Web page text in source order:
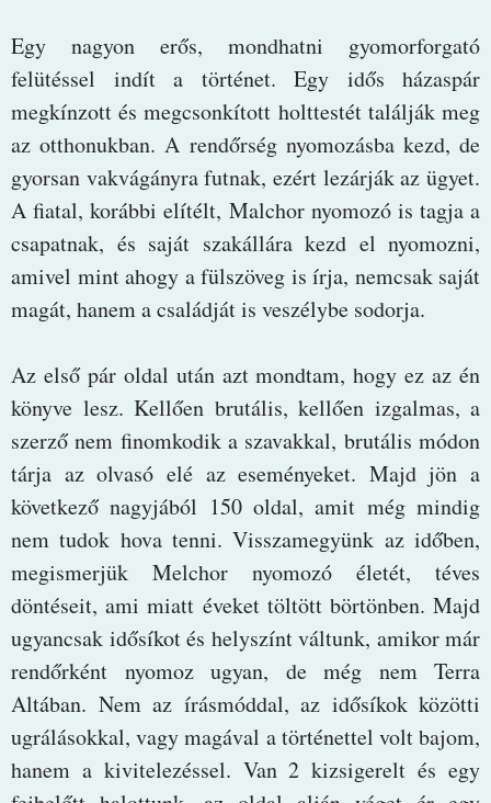
Egy nagyon erős, mondhatni gyomorforgató
felütéssel indít a történet. Egy idős házaspár
megkínzott és megcsonkított holttestét találják meg
az otthonukban. A rendőrség nyomozásba kezd, de
gyorsan vakvágányra futnak, ezért lezárják az ügyet.
A fiatal, korábbi elítélt, Malchor nyomozó is tagja a
csapatnak, és saját szakállára kezd el nyomozni,
amivel mint ahogy a fülszöveg is írja, nemcsak saját
magát, hanem a családját is veszélybe sodorja.
Az első pár oldal után azt mondtam, hogy ez az én
könyve lesz. Kellően brutális, kellően izgalmas, a
szerző nem finomkodik a szavakkal, brutális módon
tárja az olvasó elé az eseményeket. Majd jön a
következő nagyjából 150 oldal, amit még mindig
nem tudok hova tenni. Visszamegyünk az időben,
megismerjük Melchor nyomozó életét, téves
döntéseit, ami miatt éveket töltött börtönben. Majd
ugyancsak idősíkot és helyszínt váltunk, amikor már
rendőrként nyomoz ugyan, de még nem Terra
Altában. Nem az írásmóddal, az idősíkok közötti
ugrálásokkal, vagy magával a történettel volt bajom,
hanem a kivitelezéssel. Van 2 kizsigerelt és egy